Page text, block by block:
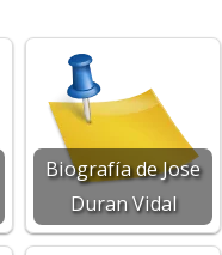
Biografía de Jose
Duran Vidal